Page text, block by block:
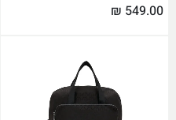
₪ 549.00